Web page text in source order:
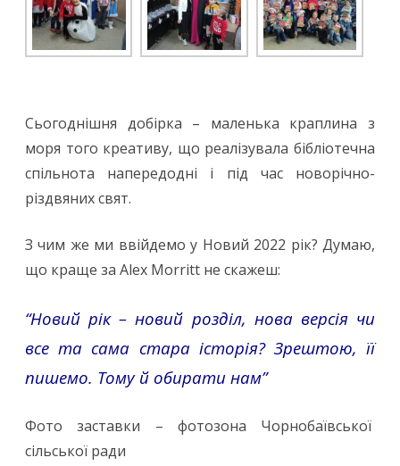
Сьогоднішня добірка – маленька краплина з
моря того креативу, що реалізувала бібліотечна
спільнота напередодні і під час новорічно-
різдвяних свят.
З чим же ми ввійдемо у Новий 2022 рік? Думаю,
що краще за Alex Morritt не скажеш:
“Новий рік – новий розділ, нова версія чи
все та сама стара історія? Зрештою, її
пишемо. Тому й обирати нам”
Фото заставки – фотозона Чорнобаївської
сільської ради